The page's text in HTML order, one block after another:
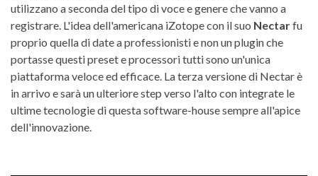
utilizzano a seconda del tipo di voce e genere che vanno a
registrare. L'idea dell'americana iZotope con il suo Nectarfu
proprio quella di date a professionisti e non un plugin che
portasse questi preset e processori tutti sono un'unica
piattaforma veloce ed efficace. La terza versione di Nectar è
in arrivo e sarà un ulteriore step verso l'alto con integrate le
ultime tecnologie di questa software-house sempre all'apice
dell'innovazione.